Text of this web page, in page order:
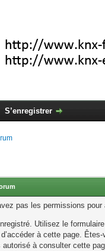
S’enregistrer
pas les permissions
Utilisez le
à cette page.
à consulter cette